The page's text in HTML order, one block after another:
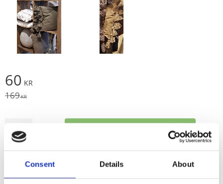
Consent Details About
Nedsatt pris:
60 KR
Ordinarie pris:
169KR
Lagerstatus
1 st i lager
Artikelnr
210339-444-30
Tillverkare